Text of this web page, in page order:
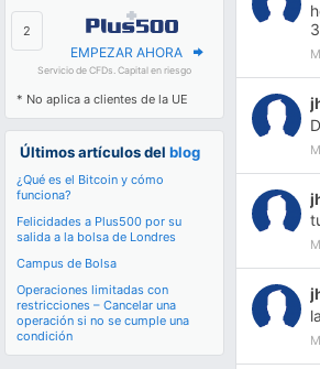
EMPEZAR AHORA
Servicio de CFDs. Capital en riesgo
* No aplica a clientes de la UE
Últimos artículos delblog
¿Qué es el Bitcoin y cómo
funciona?
Felicidades a Plus500 por su
salida a la bolsa de Londres
Campus de Bolsa
Operaciones limitadas con
restricciones – Cancelar una
operación si no se cumple una
condición